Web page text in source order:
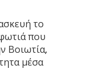
το
που
Βοιωτία,
μέσα